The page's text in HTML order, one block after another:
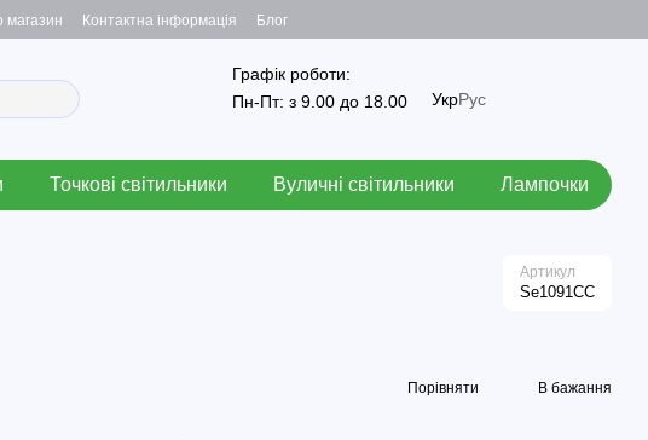
магазин Контактна інформація Блог
Графік роботи:
Пн-Пт: з 9.00 до 18.00
УкрРус
Точкові світильники Вуличні світильники Лампочки
Артикул
Se1091CC
Порівняти В бажання